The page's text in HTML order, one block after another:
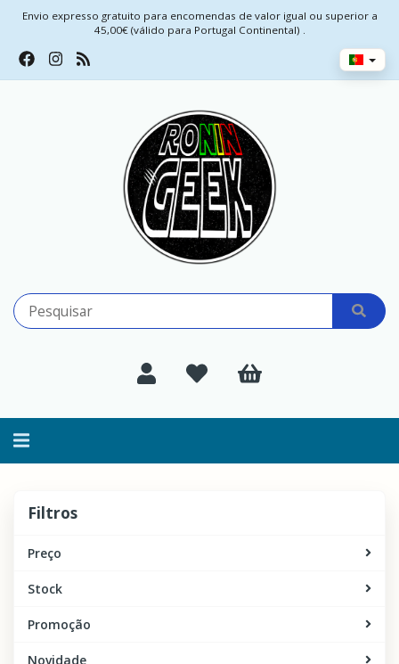
Envio expresso gratuito para encomendas de valor igual ou superior a
45,00€ (válido para Portugal Continental) .
Alternar
Filtros
Preço
Stock
Promoção
Novidade